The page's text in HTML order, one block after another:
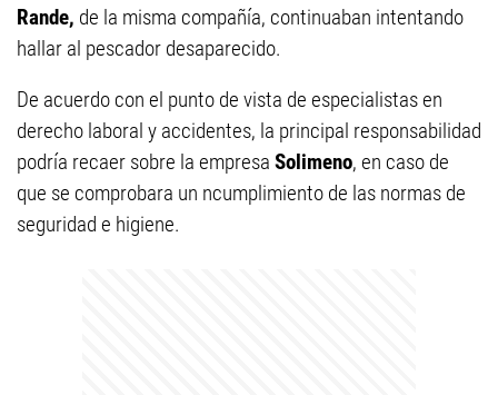
Rande, de la misma compañía, continuaban intentando
hallar al pescador desaparecido.
De acuerdo con el punto de vista de especialistas en
derecho laboral y accidentes, la principal responsabilidad
podría recaer sobre la empresa Solimeno, en caso de
que se comprobara un ncumplimiento de las normas de
seguridad e higiene.